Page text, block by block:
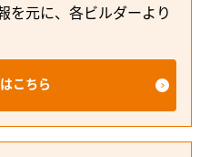
を元に、各ビルダーより
こちら